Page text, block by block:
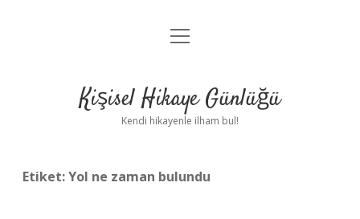
Anasayfa
Yasal Uyarı
menüyü
Kişisel Hikaye Günlüğü
Kendi hikayenle ilham bul!
Etiket:Yol ne zaman bulundu